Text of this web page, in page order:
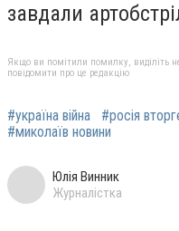
завдали
Якщо ви помітили помилку, виділіть
повідомити про це редакцію
#україна війна #росія
#миколаїв новини
Юлія Винник
Журналістка